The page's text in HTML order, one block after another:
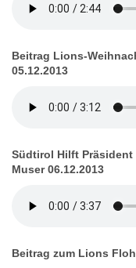
Beitrag Lions-
05.12.2013
Südtirol Hilft
Muser 06.12.2013
Beitrag zum Lions